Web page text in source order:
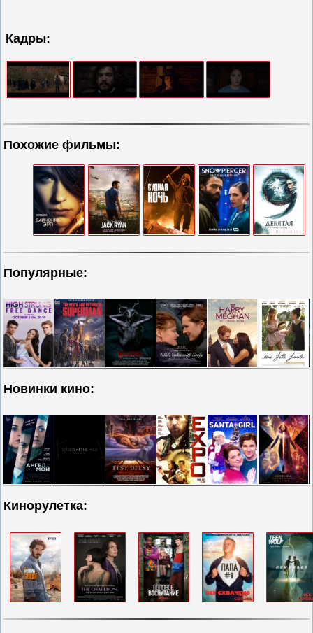
Кадры:
Похожие фильмы:
Популярные:
Новинки кино:
Кинорулетка: